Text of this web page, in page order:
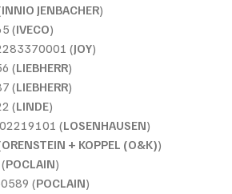
INNIO JENBACHER)
(IVECO)
(JOY)
(LIEBHERR)
(LIEBHERR)
(LINDE)
(LOSENHAUSEN)
ORENSTEIN + KOPPEL (O&K))
POCLAIN)
(POCLAIN)